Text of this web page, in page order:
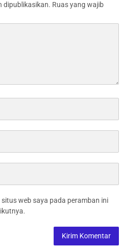
dipublikasikan. Ruas yang wajib
web saya pada peramban ini